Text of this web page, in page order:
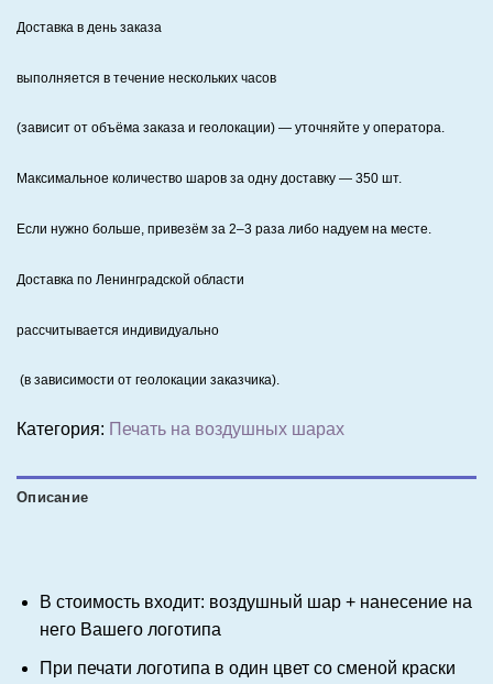
Доставка в день заказа
выполняется в течение нескольких часов
(зависит от объёма заказа и геолокации) — уточняйте у оператора.
Максимальное количество шаров за одну доставку — 350 шт.
Если нужно больше, привезём за 2–3 раза либо надуем на месте.
Доставка по Ленинградской области
рассчитывается индивидуально
(в зависимости от геолокации заказчика).
Категория: Печать на воздушных шарах
Описание
В стоимость входит: воздушный шар + нанесение на
него Вашего логотипа
При печати логотипа в один цвет со сменой краски